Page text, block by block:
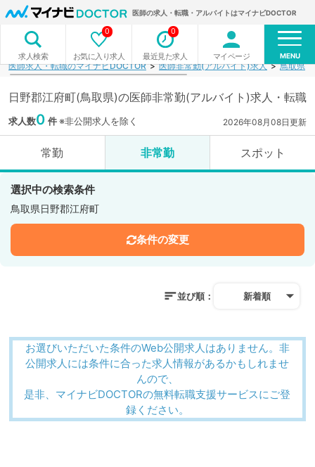
医師の求人・転職・アルバイトはマイナビDOCTOR
求人検索 お気に入り求人
0
最近見た求人
0
マイページ MENU
医師求人・転職のマイナビDOCTOR 医師非常勤(アルバイト)求人 鳥取県
日野郡江府町(鳥取県)の医師非常勤(アルバイト)求人・転職
求人数0 件※非公開求人を除く 2026年08月08日更新
常勤 非常勤 スポット
選択中の検索条件
鳥取県日野郡江府町
条件の変更
並び順： 新着順
お選びいただいた条件のWeb公開求人はありません。非
公開求人には条件に合った求人情報があるかもしれませ
んので、
是非、マイナビDOCTORの無料転職支援サービスにご登
録ください。